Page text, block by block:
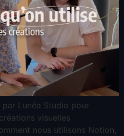
Lunéa Studio pour
visuelles
nous utilisons Notion,